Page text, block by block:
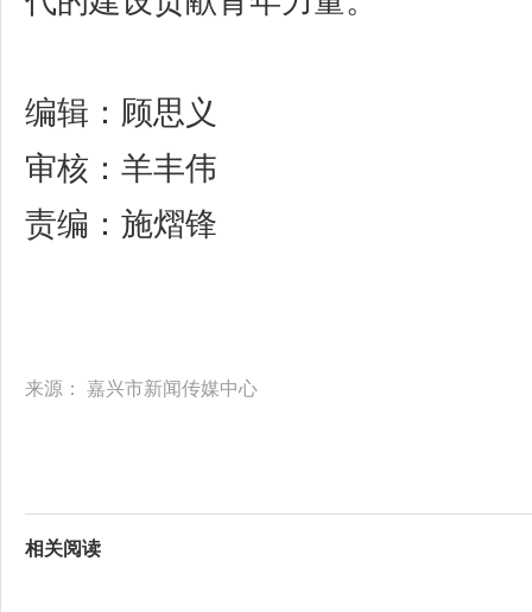
编辑：顾思义
审核：羊丰伟
责编：施熠锋
来源： 嘉兴市新闻传媒中心
相关阅读